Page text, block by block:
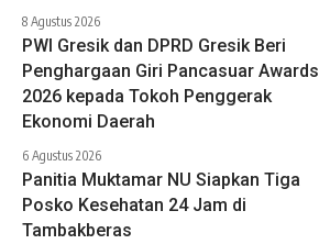
8 Agustus 2026
PWI Gresik dan DPRD Gresik Beri
Penghargaan Giri Pancasuar Awards
2026 kepada Tokoh Penggerak
Ekonomi Daerah
6 Agustus 2026
Panitia Muktamar NU Siapkan Tiga
Posko Kesehatan 24 Jam di
Tambakberas